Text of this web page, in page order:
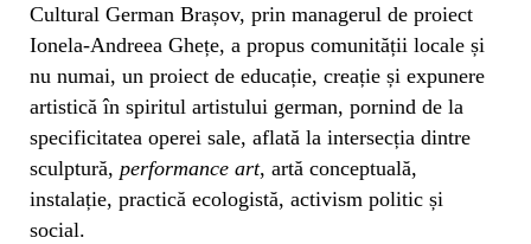
Cultural German Brașov, prin managerul de proiect
Ionela-Andreea Ghețe, a propus comunității locale și
nu numai, un proiect de educație, creație și expunere
artistică în spiritul artistului german, pornind de la
specificitatea operei sale, aflată la intersecția dintre
sculptură, performance art, artă conceptuală,
instalație, practică ecologistă, activism politic și
social.